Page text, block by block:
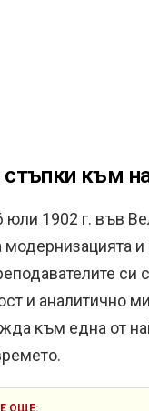
стъпки към
юли 1902 г. във
модернизацията
си
и аналитично
към една от
ОЩЕ: